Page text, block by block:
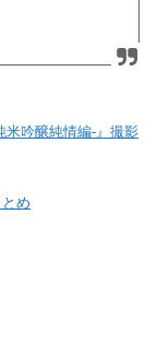
米吟醸純情編-』撮影
め